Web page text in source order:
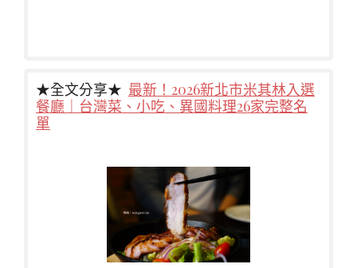
★全文分享★ 最新！2026新北市米其林入選
餐廳｜台灣菜、小吃、異國料理26家完整名
單